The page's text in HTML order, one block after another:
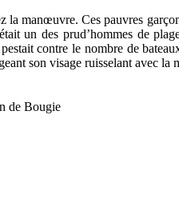
manœuvre. Ces pauvres
un des prud’hommes de
contre le nombre de
son visage ruisselant avec la
de Bougie